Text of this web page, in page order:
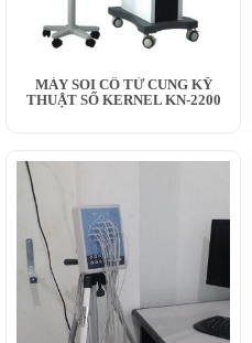
MÁY SOI CỔ TỬ CUNG KỸ
THUẬT SỐ KERNEL KN-2200